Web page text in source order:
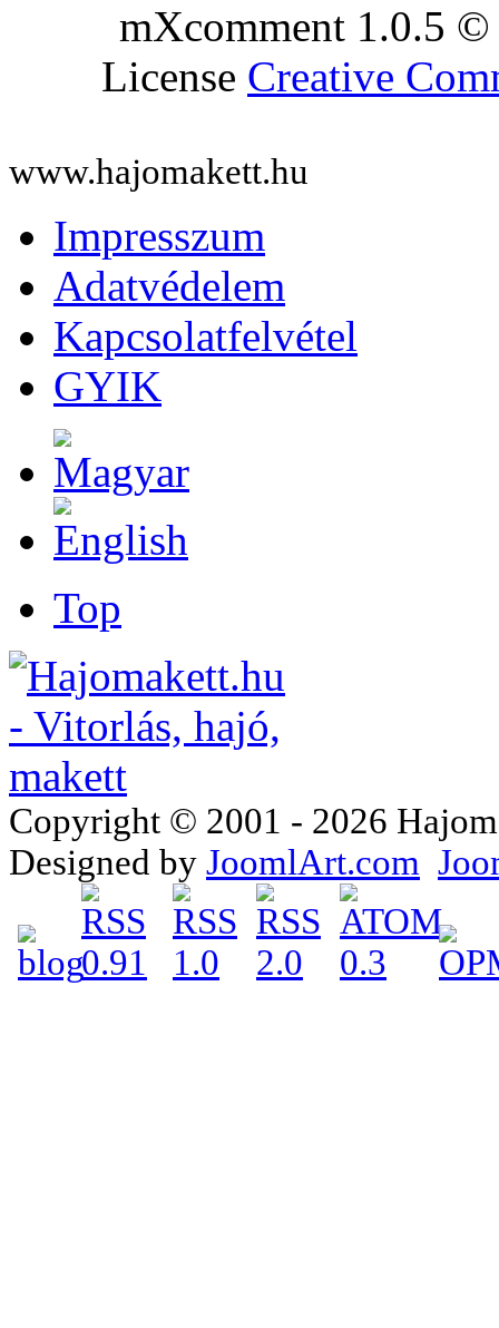
mXcomment 1.0.5
License Creative
www.hajomakett.hu
Impresszum
Adatvédelem
Kapcsolatfelvétel
GYIK
Top
Copyright © 2001 - 2026
Designed by JoomlArt.com